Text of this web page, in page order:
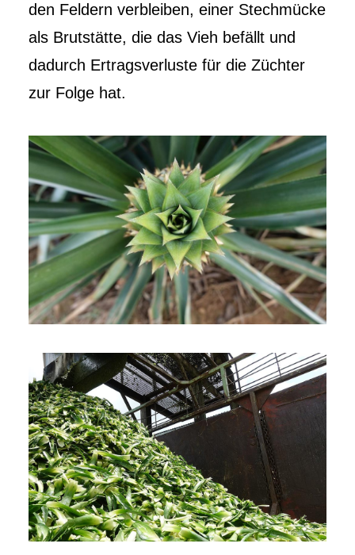
den Feldern verbleiben, einer Stechmücke
als Brutstätte, die das Vieh befällt und
dadurch Ertragsverluste für die Züchter
zur Folge hat.